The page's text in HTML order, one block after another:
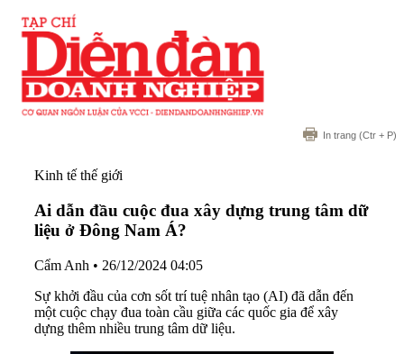
In trang (Ctr + P)
Kinh tế thế giới
Ai dẫn đầu cuộc đua xây dựng trung tâm dữ
liệu ở Đông Nam Á?
Cẩm Anh • 26/12/2024 04:05
Sự khởi đầu của cơn sốt trí tuệ nhân tạo (AI) đã dẫn đến
một cuộc chạy đua toàn cầu giữa các quốc gia để xây
dựng thêm nhiều trung tâm dữ liệu.